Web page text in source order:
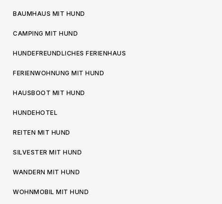
BAUMHAUS MIT HUND
CAMPING MIT HUND
HUNDEFREUNDLICHES FERIENHAUS
FERIENWOHNUNG MIT HUND
HAUSBOOT MIT HUND
HUNDEHOTEL
REITEN MIT HUND
SILVESTER MIT HUND
WANDERN MIT HUND
WOHNMOBIL MIT HUND